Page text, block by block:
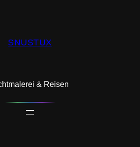
SNUSTUX
& Reisen